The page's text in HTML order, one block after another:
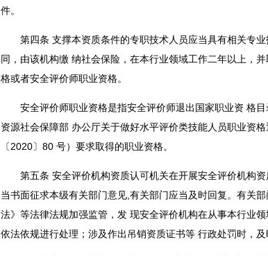
件。
第四条 支撑本资质条件的专职技术人员应当具有相关专
同，由该机构缴 纳社会保险，在本行业领域工作二年以上，
格或者安全评价师职业资格。
安全评价师职业资格是指安全评价师退出国家职业资 格
资源社会保障部 办公厅关于做好水平评价类技能人员职业资
〔2020〕80 号）要求取得的职业资格。
第五条 安全评价机构资质认可机关在开展安全评价机构
当书面征求本级有关部门意见,有关部门应当及时回复。有关
法》等法律法规加强监管，发 现安全评价机构在从事本行业
依法依规进行处理；涉及作出吊销资质证书等 行政处罚时，及